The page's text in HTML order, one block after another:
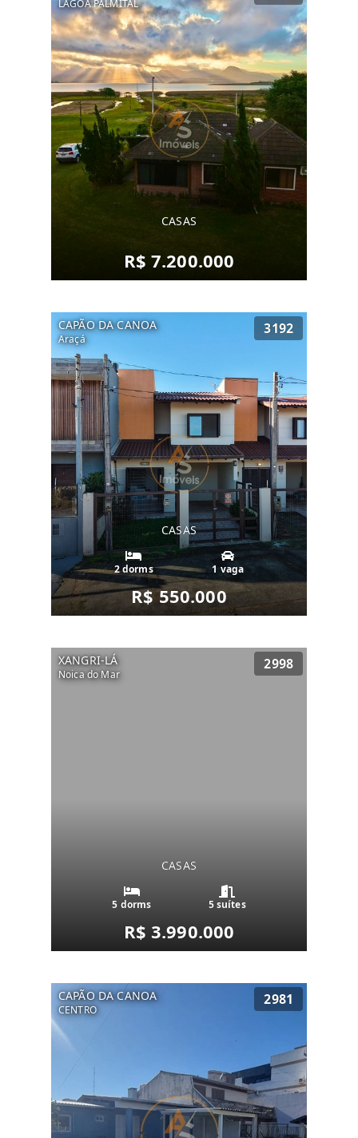
LAGOA PALMITAL
CASAS
R$ 7.200.000
CAPÃO DA CANOA
Araçá
3192
CASAS
2 dorms 1 vaga
R$ 550.000
XANGRI-LÁ
Noica do Mar
2998
CASAS
5 dorms 5 suítes
R$ 3.990.000
CAPÃO DA CANOA
CENTRO
2981